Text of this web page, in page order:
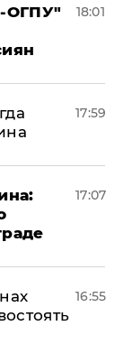
ОГПУ"
18:01
17:59
17:07
16:55